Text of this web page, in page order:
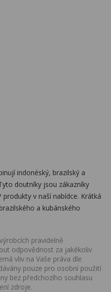
indonéský, brazilský a
doutníky jsou zákazníky
v naší nabídce. Krátká
a kubánského
pravidelně
odpovědnost za jakékoliv
vliv na Vaše práva dle
pouze pro osobní použití
bez předchozího souhlasu
zdroje.